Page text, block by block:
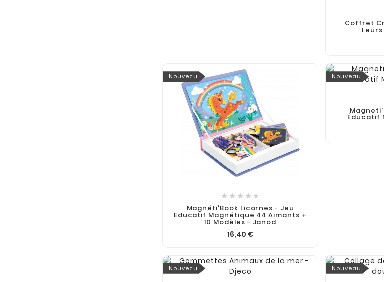
Coffret
Nouveau
    
Magnéti'Book Licornes - Jeu
Educatif Magnétique 44 Aimants +
10 Modèles - Janod
16,40 €
Nouveau
Éducatif
Nouveau Nouveau